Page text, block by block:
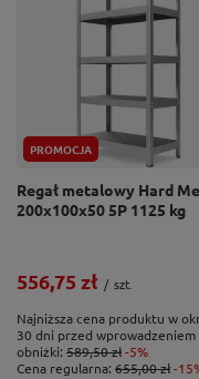
PROMOCJA
Regał metalowy Hard
200x100x50 5P 1125 kg
556,75 zł / szt.
Najniższa cena produktu w
30 dni przed wprowadzeniem
obniżki: 589,50 zł-5%
Cena regularna: 655,00 zł-